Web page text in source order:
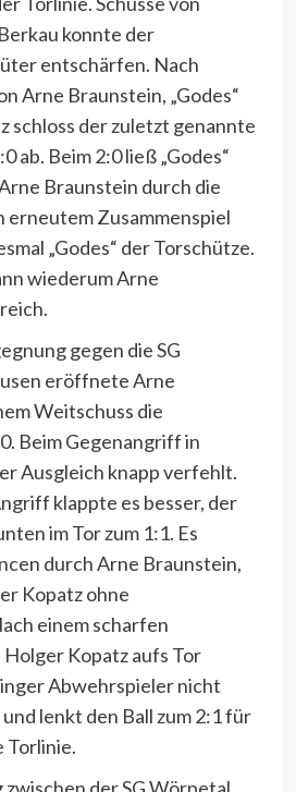
konnte der
entschärfen. Nach
Arne Braunstein, „Godes“
schloss der zuletzt genannte
ab. Beim 2:0 ließ „Godes“
Braunstein durch die
erneutem Zusammenspiel
„Godes“ der Torschütze.
wiederum Arne
gegen die SG
eröffnete Arne
Weitschuss die
Beim Gegenangriff in
Ausgleich knapp verfehlt.
klappte es besser, der
im Tor zum 1:1. Es
durch Arne Braunstein,
Kopatz ohne
einem scharfen
Holger Kopatz aufs Tor
Abwehrspieler nicht
lenkt den Ball zum 2:1 für
Torlinie.